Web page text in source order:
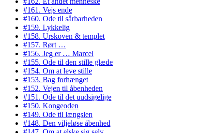
#161. Vejs ende
#160. Ode til sårbarheden
#159. Lykkelig
#158. Urskoven & templet
#157. Rørt …
#156. Jeg er … Marcel
#155. Ode til den stille glæde
#154. Om at leve stille
#153. Bag forhænget
#152. Vejen til åbenheden
#151. Ode til det uudsigelige
#150. Kongeoden
#149. Ode til længslen
#148. Den viljeløse åbenhed